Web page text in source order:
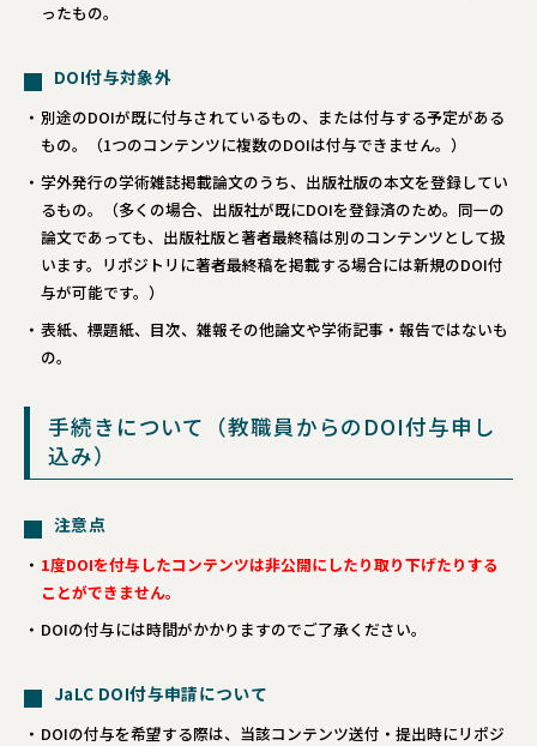
ったもの。
DOI付与対象外
別途のDOIが既に付与されているもの、または付与する予定がある
もの。（1つのコンテンツに複数のDOIは付与できません。）
学外発行の学術雑誌掲載論文のうち、出版社版の本文を登録してい
るもの。（多くの場合、出版社が既にDOIを登録済のため。同一の
論文であっても、出版社版と著者最終稿は別のコンテンツとして扱
います。リポジトリに著者最終稿を掲載する場合には新規のDOI付
与が可能です。）
表紙、標題紙、目次、雑報その他論文や学術記事・報告ではないも
の。
手続きについて（教職員からのDOI付与申し
込み）
注意点
1度DOIを付与したコンテンツは非公開にしたり取り下げたりする
ことができません。
DOIの付与には時間がかかりますのでご了承ください。
JaLC DOI付与申請について
DOIの付与を希望する際は、当該コンテンツ送付・提出時にリポジ